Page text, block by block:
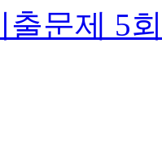
출문제 5